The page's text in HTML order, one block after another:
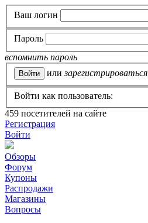
Ваш логин
Пароль
вспомнить пароль
или зарегистрироваться
Войти как пользователь:
459 посетителей на сайте
Регистрация
Войти
Обзоры
Форум
Купоны
Распродажи
Магазины
Вопросы